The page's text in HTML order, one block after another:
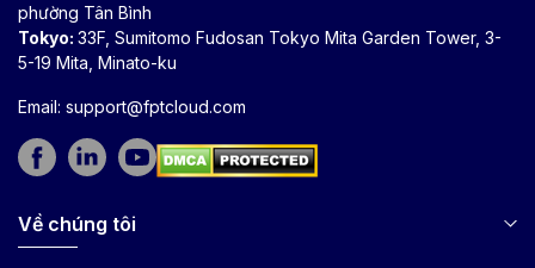
phường Tân Bình
Tokyo: 33F, Sumitomo Fudosan Tokyo Mita Garden Tower, 3-
5-19 Mita, Minato-ku
Email: support@fptcloud.com
Về chúng tôi